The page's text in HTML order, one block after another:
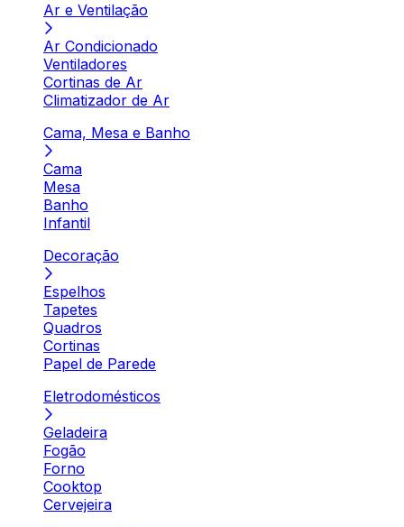
Ar e Ventilação
Ar Condicionado
Ventiladores
Cortinas de Ar
Climatizador de Ar
Cama, Mesa e Banho
Cama
Mesa
Banho
Infantil
Decoração
Espelhos
Tapetes
Quadros
Cortinas
Papel de Parede
Eletrodomésticos
Geladeira
Fogão
Forno
Cooktop
Cervejeira